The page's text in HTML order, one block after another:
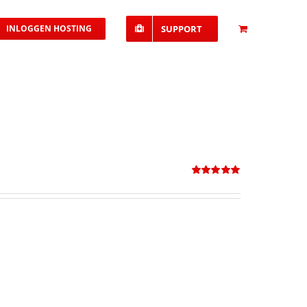
INLOGGEN HOSTING SUPPORT
5.00uit 5